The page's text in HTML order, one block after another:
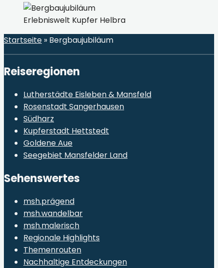
Erlebniswelt Kupfer Helbra
Startseite » Bergbaujubiläum
Reiseregionen
Lutherstädte Eisleben & Mansfeld
Rosenstadt Sangerhausen
Südharz
Kupferstadt Hettstedt
Goldene Aue
Seegebiet Mansfelder Land
Sehenswertes
msh.prägend
msh.wandelbar
msh.malerisch
Regionale Highlights
Themenrouten
Nachhaltige Entdeckungen